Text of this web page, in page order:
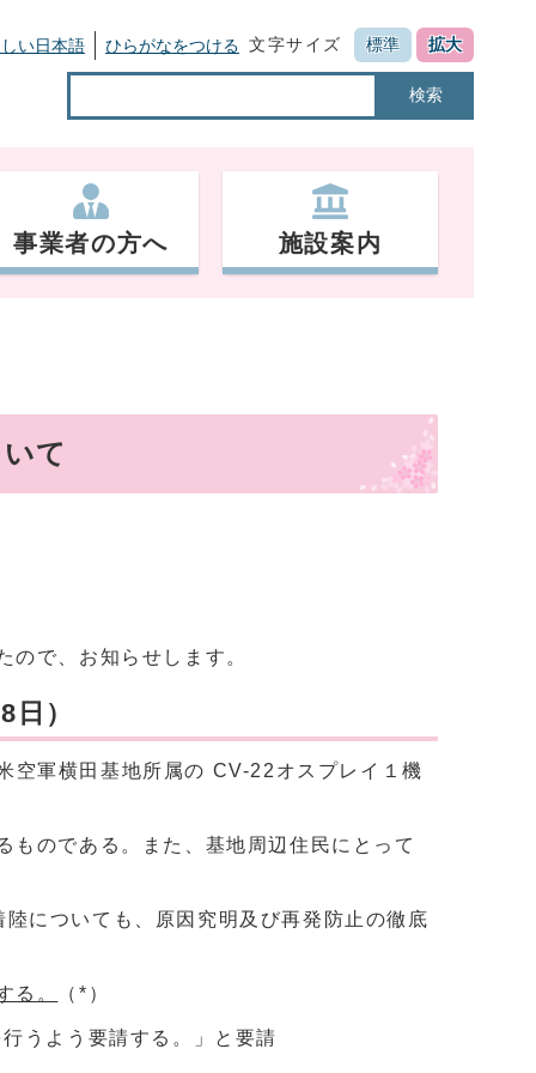
い日本語 ひらがなをつける 文字サイズ 標準 拡大
検索
事業者の方へ 施設案内
て
で、お知らせします。
）
空軍横田基地所属の CV-22オスプレイ１機
のである。また、基地周辺住民にとって
についても、原因究明及び再発防止の徹底
る。 （*）
うよう要請する。」と要請